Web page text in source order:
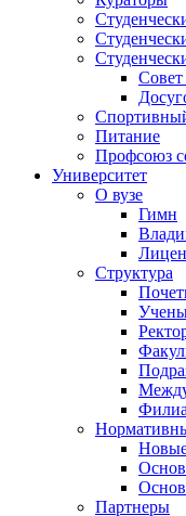
Совет
Питание
Профсоюз
Университет
О вузе
Гимн
Структура
Партнеры